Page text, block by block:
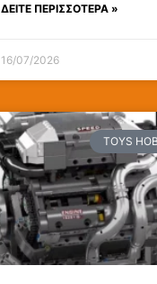
ΔΕΊΤΕ ΠΕΡΙΣΣΟΤΕΡΑ »
16/07/2026
TOYS